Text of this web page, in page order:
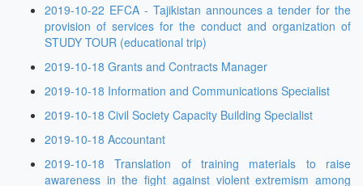
2019-10-22 EFCA - Tajikistan announces a tender for the
provision of services for the conduct and organization of
STUDY TOUR (educational trip)
2019-10-18 Grants and Contracts Manager
2019-10-18 Information and Communications Specialist
2019-10-18 Civil Society Capacity Building Specialist
2019-10-18 Accountant
2019-10-18 Translation of training materials to raise
awareness in the fight against violent extremism among